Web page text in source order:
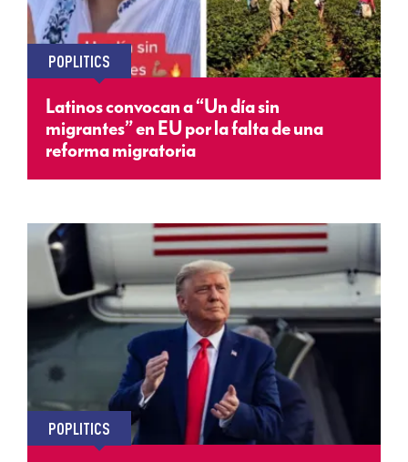
POPLITICS
Latinos convocan a “Un día sin
migrantes” en EU por la falta de una
reforma migratoria
POPLITICS